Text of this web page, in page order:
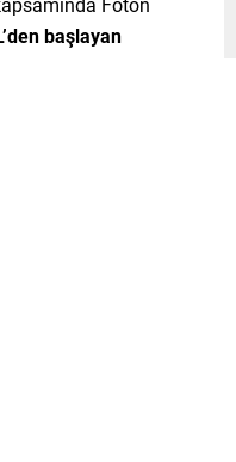
başlayan